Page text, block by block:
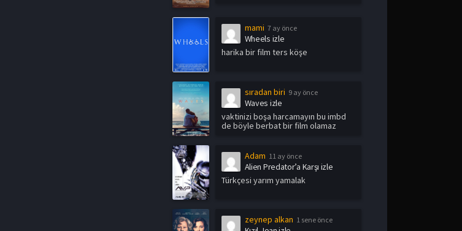
mami 7 ay önce
Wheels izle
harika bir film ters köşe
sıradan biri 9 ay önce
Waves izle
vaktinizi boşa harcamayın bu imbd
de böyle berbat bir film olamaz
Adam 11 ay önce
Alien Predator’a Karşı izle
Türkçesi yarım yamalak
zeynep alkan 1 sene önce